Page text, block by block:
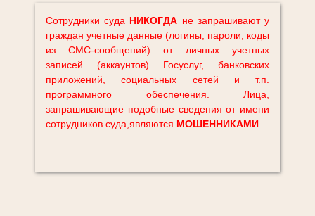
Сотрудники суда НИКОГДА не запрашивают у
граждан учетные данные (логины, пароли, коды
из СМС-сообщений) от личных учетных
записей (аккаунтов) Госуслуг, банковских
приложений, социальных сетей и т.п.
программного обеспечения. Лица,
запрашивающие подобные сведения от имени
сотрудников суда,являются МОШЕННИКАМИ